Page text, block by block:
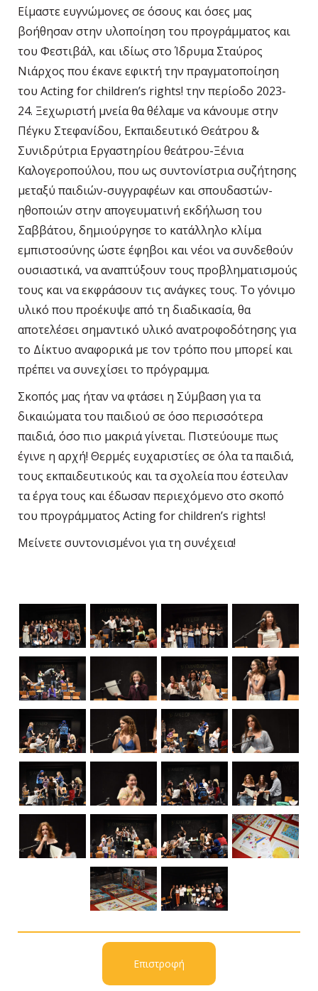
Είμαστε ευγνώμονες σε όσους και όσες μας
βοήθησαν στην υλοποίηση του προγράμματος και
του Φεστιβάλ, και ιδίως στο Ίδρυμα Σταύρος
Νιάρχος που έκανε εφικτή την πραγματοποίηση
του Actingforchildren’s rights! την περίοδο 2023-
24. Ξεχωριστή μνεία θα θέλαμε να κάνουμε στην
Πέγκυ Στεφανίδου, Εκπαιδευτικό Θεάτρου &
Συνιδρύτρια Εργαστηρίου θεάτρου-Ξένια
Καλογεροπούλου, που ως συντονίστρια συζήτησης
μεταξύ παιδιών-συγγραφέων και σπουδαστών-
ηθοποιών στην απογευματινή εκδήλωση του
Σαββάτου, δημιούργησε το κατάλληλο κλίμα
εμπιστοσύνης ώστε έφηβοι και νέοι να συνδεθούν
ουσιαστικά, να αναπτύξουν τους προβληματισμούς
τους και να εκφράσουν τις ανάγκες τους. Το γόνιμο
υλικό που προέκυψε από τη διαδικασία, θα
αποτελέσει σημαντικό υλικό ανατροφοδότησης για
το Δίκτυο αναφορικά με τον τρόπο που μπορεί και
πρέπει να συνεχίσει το πρόγραμμα.
Σκοπός μας ήταν να φτάσει η Σύμβαση για τα
δικαιώματα του παιδιού σε όσο περισσότερα
παιδιά, όσο πιο μακριά γίνεται. Πιστεύουμε πως
έγινε η αρχή! Θερμές ευχαριστίες σε όλα τα παιδιά,
τους εκπαιδευτικούς και τα σχολεία που έστειλαν
τα έργα τους και έδωσαν περιεχόμενο στο σκοπό
του προγράμματος Actingforchildren’s rights!
Μείνετε συντονισμένοι για τη συνέχεια!
Επιστροφή